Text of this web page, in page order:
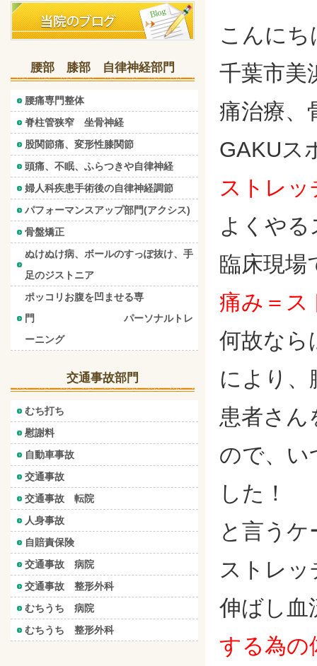
こんにち
千葉市美
痛治療、
GAKUス
ストレッ
よくや
臨床現場
痛み＝
何故なら
により、
患者さん
ので、い
した！
と言う
ストレッ
伸ばし血
する為の
腰部 膝部 自律神経部門
腰痛専門整体
脊柱管狭窄 坐骨神経
股関節痛、変形性膝関節
頭痛、不眠、ふらつきや自律神経
婦人科疾患手術後の自律神経調節
パフォーマンスアップ部門(アクシス)
骨盤矯正
ぬけぬけ病、ボールのすっぽ抜け、手
足のジストニア
ポッコリお腹を凹ませる専
門 パーソナルトレ
ーニング
交通事故部門
むち打ち
慰謝料
自動車事故
交通事故
交通事故 転院
人身事故
自賠責保険
交通事故 病院
交通事故 整形外科
むちうち 病院
むちうち 整形外科